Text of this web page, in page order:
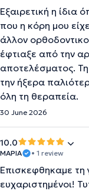
Εξαιρετική η ίδια
που η κόρη μου
άλλον
έφτιαξε από την
αποτελέσματος.
την ήξερα
όλη τη θεραπεία.
30 June 2026
10.0
ΜΑΡΙΑ • 1 review
Επισκεφθηκαμε τη
ευχαριστημένοι!